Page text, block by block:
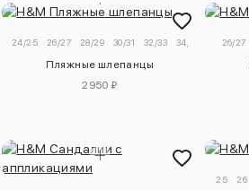
24/25 26/27 28/29 30/31 32/33 34/35
Пляжные шлепанцы
2950 ₽
26/27
25 26